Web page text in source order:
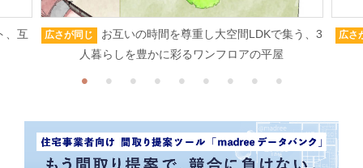
、互 広さが同じ
お互いの時間を尊重し大空間LDKで集う、3
人暮らしを豊かに彩るワンフロアの平屋
広さ